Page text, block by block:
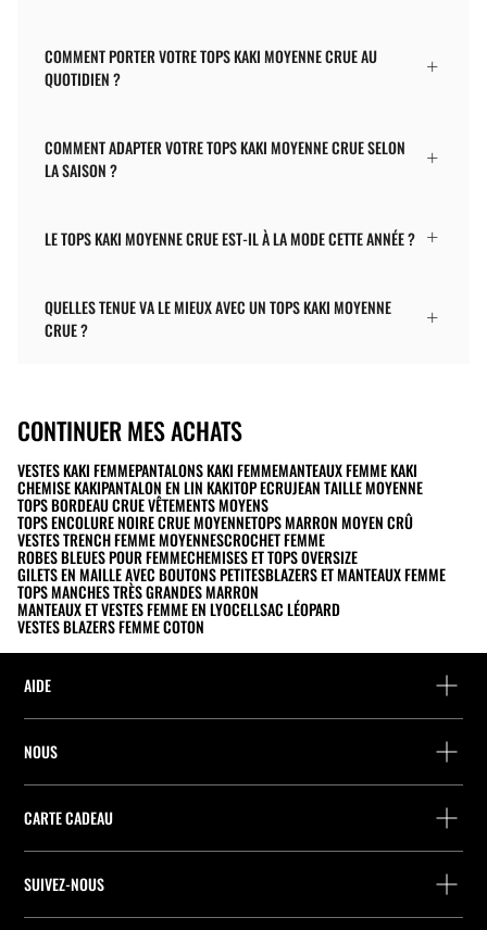
COMMENT PORTER VOTRE TOPS KAKI MOYENNE CRUE AU
QUOTIDIEN ?
COMMENT ADAPTER VOTRE TOPS KAKI MOYENNE CRUE SELON
LA SAISON ?
LE TOPS KAKI MOYENNE CRUE EST-IL À LA MODE CETTE ANNÉE ?
QUELLES TENUE VA LE MIEUX AVEC UN TOPS KAKI MOYENNE
CRUE ?
CONTINUER MES ACHATS
VESTES KAKI FEMMEPANTALONS KAKI FEMMEMANTEAUX FEMME KAKI
CHEMISE KAKIPANTALON EN LIN KAKITOP ECRUJEAN TAILLE MOYENNE
TOPS BORDEAU CRUE VÊTEMENTS MOYENS
TOPS ENCOLURE NOIRE CRUE MOYENNETOPS MARRON MOYEN CRÛ
VESTES TRENCH FEMME MOYENNESCROCHET FEMME
ROBES BLEUES POUR FEMMECHEMISES ET TOPS OVERSIZE
GILETS EN MAILLE AVEC BOUTONS PETITESBLAZERS ET MANTEAUX FEMME
TOPS MANCHES TRÈS GRANDES MARRON
MANTEAUX ET VESTES FEMME EN LYOCELLSAC LÉOPARD
VESTES BLAZERS FEMME COTON
AIDE
Localisez votre commande
Recherche de points relais
Préférences de cookies
NOUS
Entreprise
Company Profile
CARTE CADEAU
Achat de Carte Cadeau
SUIVEZ-NOUS